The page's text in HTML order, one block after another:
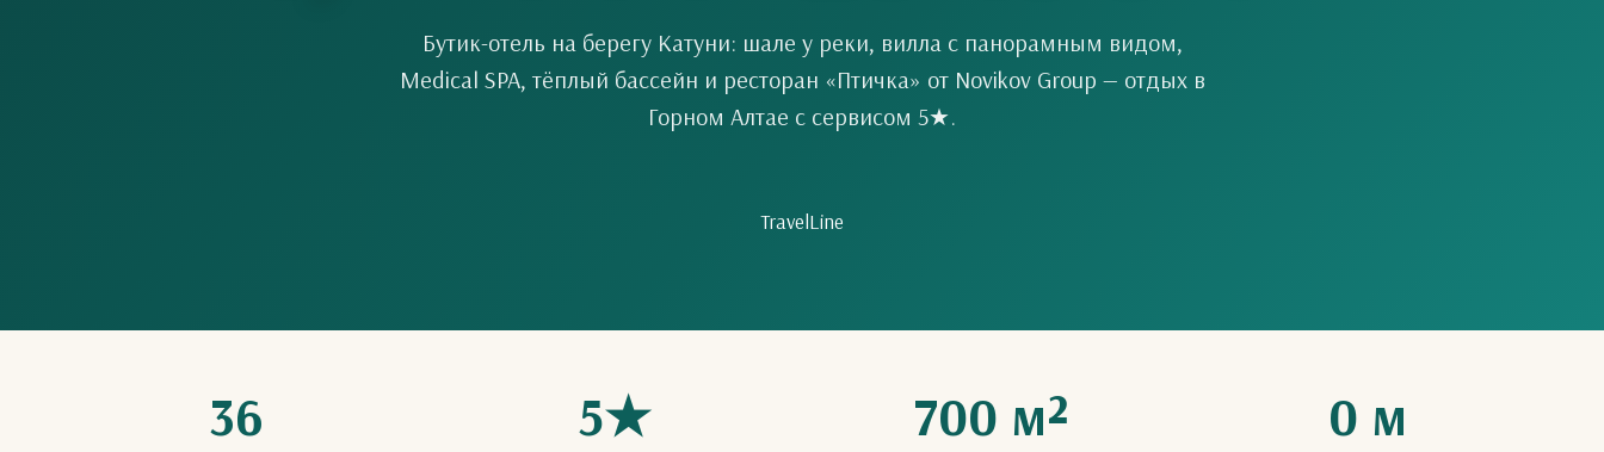
Бутик-отель на берегу Катуни: шале у реки, вилла с панорамным видом,
Medical SPA, тёплый бассейн и ресторан «Птичка» от Novikov Group — отдых в
Горном Алтае с сервисом 5★.
TravelLine
36 5★ 700 м² 0 м